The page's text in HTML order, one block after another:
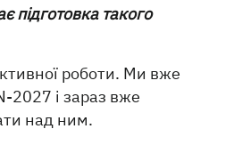
підготовка такого
роботи. Ми вже
2027 і зараз вже
над ним.